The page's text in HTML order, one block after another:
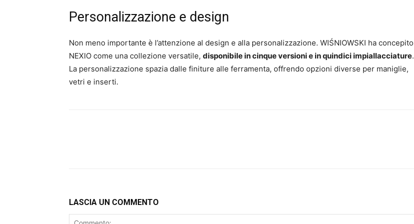
Personalizzazione e design
Non meno importante è l’attenzione al design e alla personalizzazione. WIŚNIOWSKI ha concepito
NEXIO come una collezione versatile, disponibile in cinque versioni e in quindici impiallacciature.
La personalizzazione spazia dalle finiture alle ferramenta, offrendo opzioni diverse per maniglie,
vetri e inserti.
LASCIA UN COMMENTO